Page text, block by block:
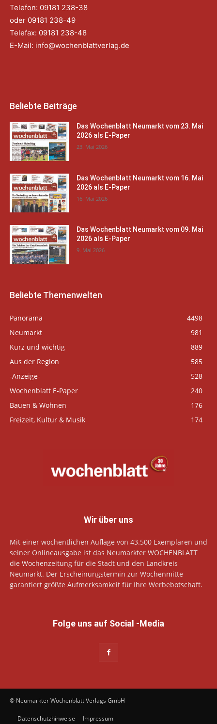
Telefon: 09181 238-38
oder 09181 238-49
Telefax: 09181 238-48
E-Mail: info@wochenblattverlag.de
Beliebte Beiträge
Das Wochenblatt Neumarkt vom 23. Mai
2026 als E-Paper
23. Mai 2026
Das Wochenblatt Neumarkt vom 16. Mai
2026 als E-Paper
16. Mai 2026
Das Wochenblatt Neumarkt vom 09. Mai
2026 als E-Paper
9. Mai 2026
Beliebte Themenwelten
Panorama
4498
Neumarkt
981
Kurz und wichtig
889
Aus der Region
585
-Anzeige-
528
Wochenblatt E-Paper
240
Bauen & Wohnen
176
Freizeit, Kultur & Musik
174
Wir über uns
Mit einer wöchentlichen Auflage von 43.500 Exemplaren und
seiner Onlineausgabe ist das Neumarkter WOCHENBLATT
die Wochenzeitung für die Stadt und den Landkreis
Neumarkt. Der Erscheinungstermin zur Wochenmitte
garantiert größte Aufmerksamkeit für Ihre Werbebotschaft.
Folge uns auf Social -Media
© Neumarkter Wochenblatt Verlags GmbH
Datenschutzhinweise Impressum